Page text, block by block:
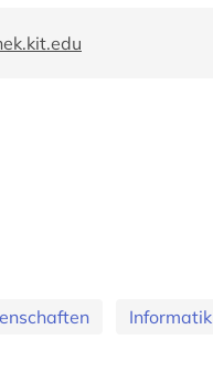
Informatik